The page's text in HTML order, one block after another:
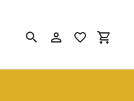
SuchenEinloggen